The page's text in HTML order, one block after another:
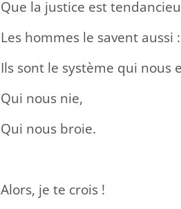
Que la justice est
Les hommes le savent aussi :
Ils sont le système qui nous
Qui nous nie,
Qui nous broie.
Alors, je te crois !